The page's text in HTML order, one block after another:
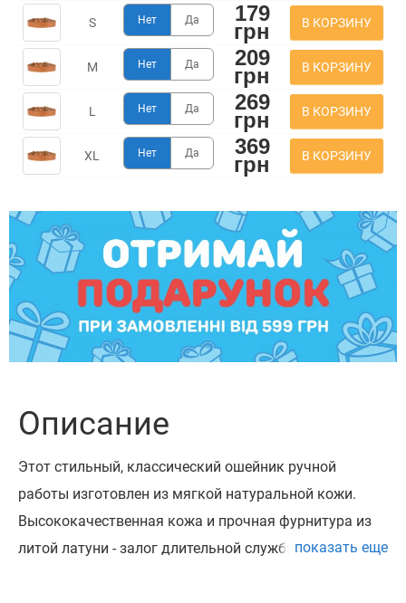
S Нет Да 179
грн В КОРЗИНУ
M Нет Да 209
грн В КОРЗИНУ
L Нет Да 269
грн В КОРЗИНУ
XL Нет Да 369
грн В КОРЗИНУ
Описание
Этот стильный, классический ошейник ручной
работы изготовлен из мягкой натуральной кожи.
Высококачественная кожа и прочная фурнитура из
литой латуни - залог длительной службы изделия.
показать еще